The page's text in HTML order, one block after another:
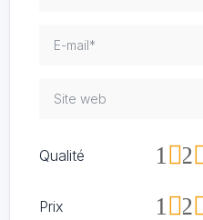
Qualité 2
1
Prix 2
1